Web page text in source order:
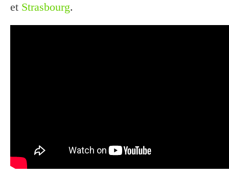
et Strasbourg.